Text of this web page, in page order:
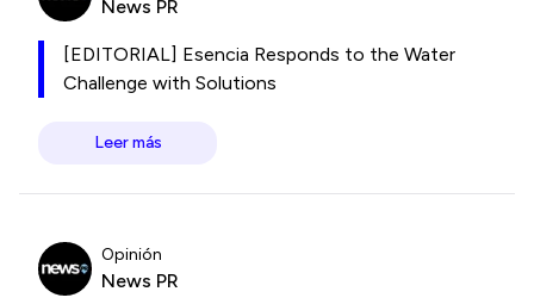
News PR
[EDITORIAL] Esencia Responds to the Water
Challenge with Solutions
Leer más
Opinión
News PR